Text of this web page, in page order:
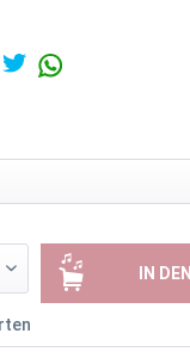
IN DEN